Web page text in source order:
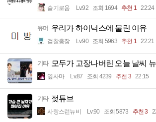
슬기로움 Lv.92 조회 1694 추천 1 22:24
유머 우리가 하이닉스에 물린 이유
검찰총장 Lv.90 조회 5963 추천 1 22:21
기타 모두가 고장나버린 오늘 날씨
옆사마 Lv.87 조회 4239 추천 3 22:15
기타 젖튜브
사랑스런뉴비 Lv.90 조회 5873 추천 3